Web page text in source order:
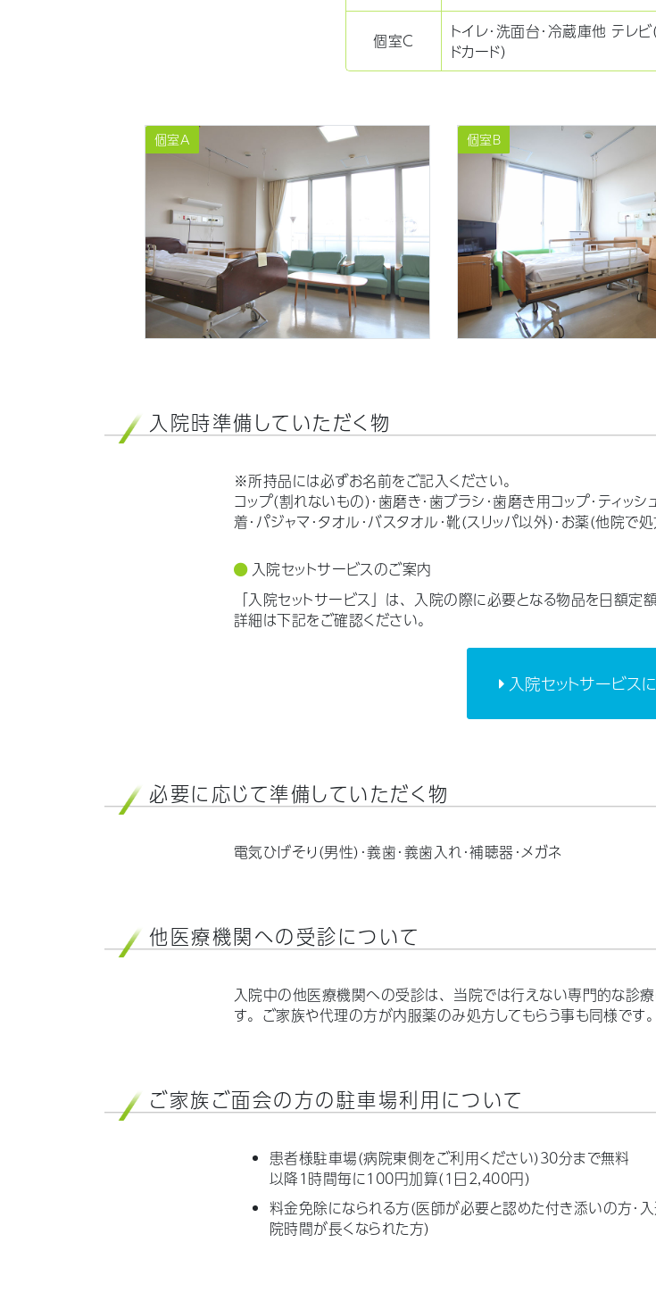
個室C
トイレ・洗面台・冷蔵庫他 テレビ
ドカード）
個室A 個室B
入院時準備していただく物
※所持品には必ずお名前をご記入ください。
コップ（割れないもの）・歯磨き・歯ブラシ・歯磨き用コップ・ティッ
着・パジャマ・タオル・バスタオル・靴（スリッパ以外）・お薬（他院で
入院セットサービスのご案内
「入院セットサービス」は、入院の際に必要となる物品を日額定
詳細は下記をご確認ください。
入院セットサービス
必要に応じて準備していただく物
電気ひげそり（男性）・義歯・義歯入れ・補聴器・メガネ
他医療機関への受診について
入院中の他医療機関への受診は、当院では行えない専門的な診
す。ご家族や代理の方が内服薬のみ処方してもらう事も同様です。
ご家族ご面会の方の駐車場利用について
患者様駐車場（病院東側をご利用ください）30分まで無料
以降1時間毎に100円加算（1日2,400円）
料金免除になられる方（医師が必要と認めた付き添いの方・
院時間が長くなられた方）